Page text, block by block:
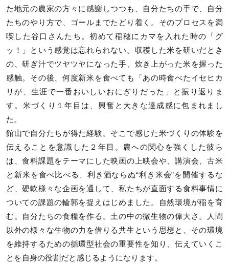
た地元の農家の方々に感謝しつつも、自分たちの手で、自分
たちのやり方で、ゴールまでたどり着く。そのプロセスを満
喫した谷口さんたち。初めて稲穂にカマを入れた時の「グ
ッ！」という感覚は忘れられない。収穫した米を研いだとき
の、研ぎ汁でツヤツヤになった手、炊き上がった米を握った
感触。その後、何度新米を食べても「あの時食べたイセヒカ
リが、生涯で一番おいしいおにぎりだった」と振り返りま
す。米づくり１年目は、興奮と大きな達成感に包まれまし
た。
館山で自分たちが得た経験。そこで感じた米づくりの体験を
伝えることを意識した２年目。農への関心を強くした彼ら
は、食料課題をテーマにした映画の上映会や、講演会、古米
と新米を食べ比べる、利き酒ならぬ“利き米会”を開催するな
ど、硬軟様々な企画を通して、私たちが直面する食料事情に
ついての課題の輪郭を捉えはじめました。自然環境が稲を育
む。自分たちの食糧を作る。土の中の微生物の偉大さ。人間
以外の様々な生物の力を借りる共生という思想と、その環境
を維持するための循環型社会の重要性を知り、伝えていくこ
とを自身の役割だと感じるようになります。